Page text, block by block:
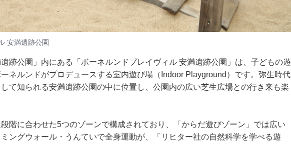
安満遺跡公園
跡公園」内にある「ボーネルンドプレイヴィル 安満遺跡公園」は、子どもの遊
ネルンドがプロデュースする室内遊び場（Indoor Playground）です。弥生時代
て知られる安満遺跡公園の中に位置し、公園内の広い芝生広場との行き来も楽
階に合わせた5つのゾーンで構成されており、「からだ遊びゾーン」では広い
ングウォール・うんていで全身運動が、「リヒター社の自然科学を学べる遊